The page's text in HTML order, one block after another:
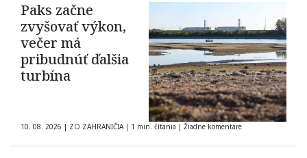
Paks začne
zvyšovať výkon,
večer má
pribudnúť ďalšia
turbína
10. 08. 2026 | ZO ZAHRANIČIA | 1 min. čítania | Žiadne komentáre